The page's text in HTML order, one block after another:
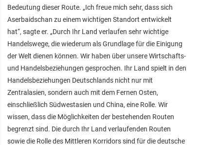
Bedeutung dieser Route. „Ich freue mich sehr, dass sich
Aserbaidschan zu einem wichtigen Standort entwickelt
hat“, sagte er. „Durch Ihr Land verlaufen sehr wichtige
Handelswege, die wiederum als Grundlage für die Einigung
der Welt dienen können. Wir haben über unsere Wirtschafts-
und Handelsbeziehungen gesprochen. Ihr Land spielt in den
Handelsbeziehungen Deutschlands nicht nur mit
Zentralasien, sondern auch mit dem Fernen Osten,
einschließlich Südwestasien und China, eine Rolle. Wir
wissen, dass die Möglichkeiten der bestehenden Routen
begrenzt sind. Die durch Ihr Land verlaufenden Routen
sowie die Rolle des Mittleren Korridors sind für die deutsche